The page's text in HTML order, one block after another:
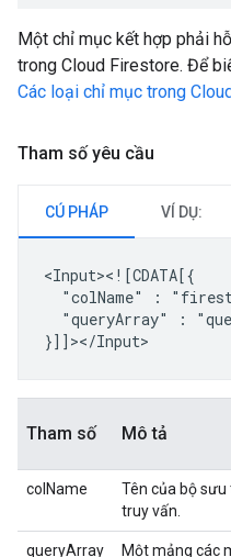
Một chỉ mục kết hợp phải
trong Cloud Firestore. Để
Các loại chỉ mục trong
Tham số yêu cầu
CÚ PHÁP VÍ DỤ:
"colName"
:
"queryArray"
:
Tham số Mô tả
colName
Tên của bộ sưu
truy vấn.
queryArray Một mảng các